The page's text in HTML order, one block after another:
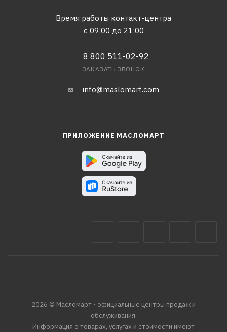
Время работы контакт-центра
с 09:00 до 21:00
8 800 511-02-92
ЗАКАЗАТЬ ЗВОНОК
info@maslomart.com
ПРИЛОЖЕНИЕ МАСЛОМАРТ
2026 © Масломарт - официальные центры продаж и
обслуживания.
Информация о товарах, услугах и стоимости имеют